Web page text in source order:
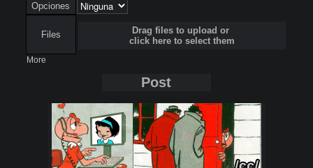
Opciones
Files
Drag files to upload or
click here to select them
More
Post